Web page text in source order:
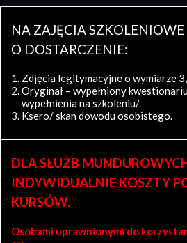
NA ZAJĘCIA
O DOSTARCZENIE:
Zdjęcia legitymacyjne o wymiarze
Oryginał – wypełniony
wypełnienia na szkoleniu/.
Ksero/ skan dowodu osobistego.
DLA SŁUŻB
INDYWIDUALNIE KOSZTY
KURSÓW.
Osobami uprawnionymi do